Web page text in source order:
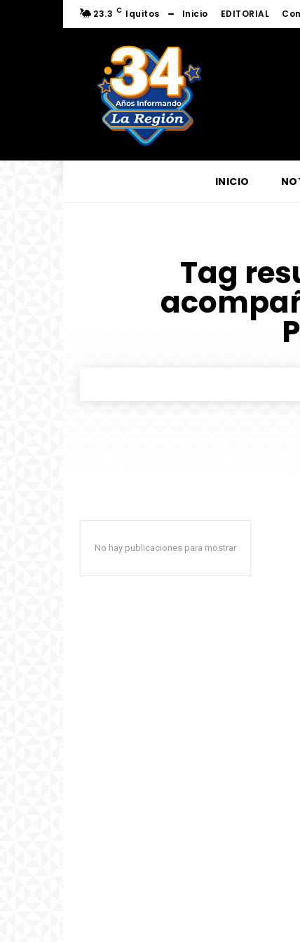
23.3 C Iquitos Inicio EDITORIAL
INICIO
Tag
No hay publicaciones para mostrar